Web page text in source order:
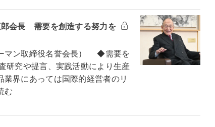
郎会長 需要を創造する努力を
マン取締役名誉会長） ◆需要を
究や提言、実践活動により生産
界にあっては国際的経営者のリ
む